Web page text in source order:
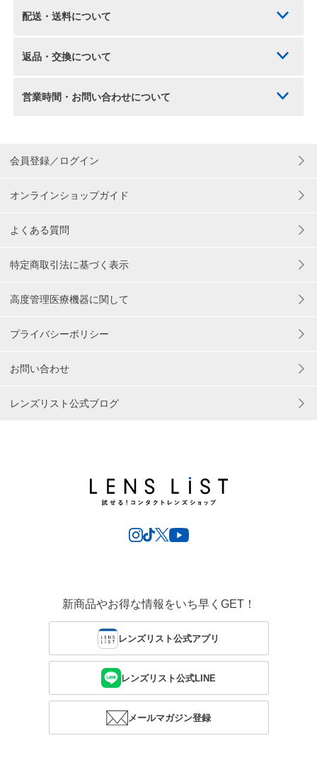
配送・送料について
返品・交換について
営業時間・お問い合わせについて
会員登録／ログイン
オンラインショップガイド
よくある質問
特定商取引法に基づく表示
高度管理医療機器に関して
プライバシーポリシー
お問い合わせ
レンズリスト公式ブログ
新商品やお得な情報をいち早くGET！
レンズリスト公式アプリ
レンズリスト公式LINE
メールマガジン登録